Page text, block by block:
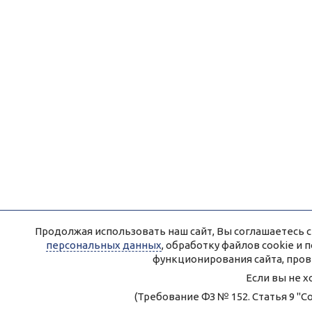
Продолжая использовать наш сайт, Вы соглашаетесь
персональных данных, обработку файлов cookie и
функционирования сайта,
Если вы не
(Требование ФЗ № 152. Статья 9